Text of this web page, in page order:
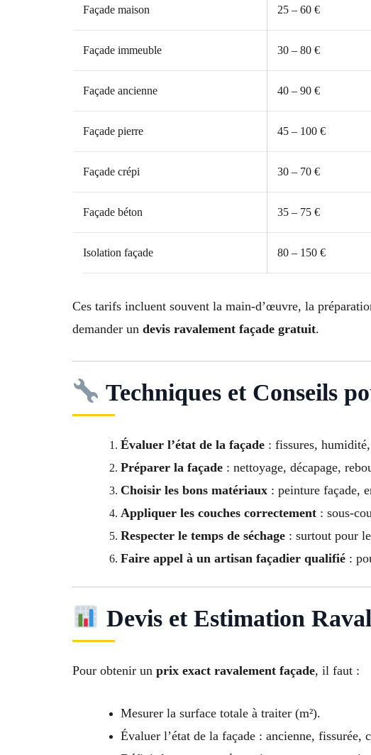
Façade maison 25 – 60 €
Façade immeuble 30 – 80 €
Façade ancienne 40 – 90 €
Façade pierre 45 – 100 €
Façade crépi 30 – 70 €
Façade béton 35 – 75 €
Isolation façade 80 – 150 €
Ces tarifs incluent souvent la main-d’œuvre, la
demander un devis ravalement façade gratuit.
Techniques et Conseils
Évaluer l’état de la façade : fissures,
Préparer la façade : nettoyage, décapage,
Choisir les bons matériaux : peinture façade,
Appliquer les couches correctement : sous-
Respecter le temps de séchage : surtout pour
Faire appel à un artisan façadier qualifié :
Devis et Estimation
Pour obtenir un prix exact ravalement façade, il faut :
Mesurer la surface totale à traiter (m²).
Évaluer l’état de la façade : ancienne, fissurée,